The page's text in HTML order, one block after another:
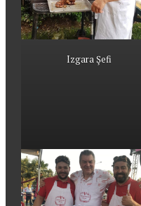
Izgara Şefi